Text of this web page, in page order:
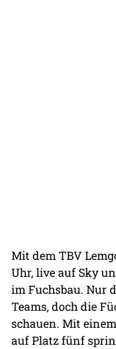
Mit dem TBV
Uhr, live auf Sky
im Fuchsbau. Nur
Teams, doch die
schauen. Mit
auf Platz fünf